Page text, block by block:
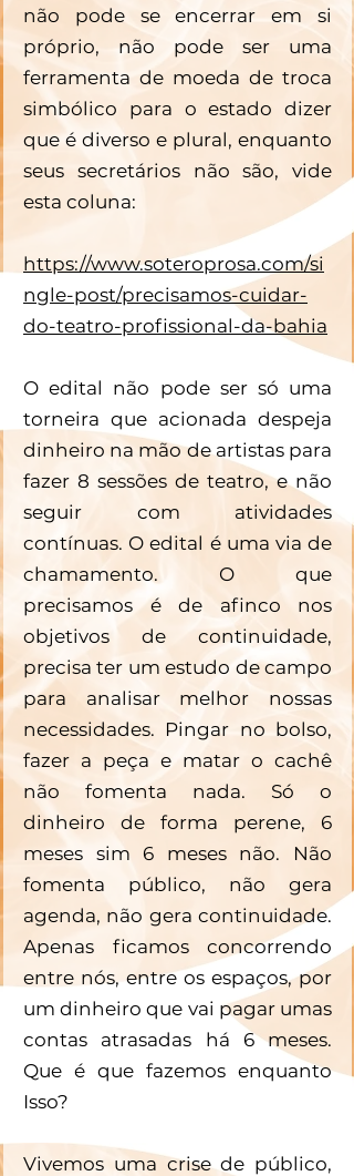
não pode se encerrar em si
próprio, não pode ser uma
ferramenta de moeda de troca
simbólico para o estado dizer
que é diverso e plural, enquanto
seus secretários não são, vide
esta coluna:
https://www.soteroprosa.com/si
ngle-post/precisamos-cuidar-
do-teatro-profissional-da-bahia
O edital não pode ser só uma
torneira que acionada despeja
dinheiro na mão de artistas para
fazer 8 sessões de teatro, e não
seguir com atividades
contínuas. O edital é uma via de
chamamento. O que
precisamos é de afinco nos
objetivos de continuidade,
precisa ter um estudo de campo
para analisar melhor nossas
necessidades. Pingar no bolso,
fazer a peça e matar o cachê
não fomenta nada. Só o
dinheiro de forma perene, 6
meses sim 6 meses não. Não
fomenta público, não gera
agenda, não gera continuidade.
Apenas ficamos concorrendo
entre nós, entre os espaços, por
um dinheiro que vai pagar umas
contas atrasadas há 6 meses.
Que é que fazemos enquanto
Isso?
Vivemos uma crise de público,